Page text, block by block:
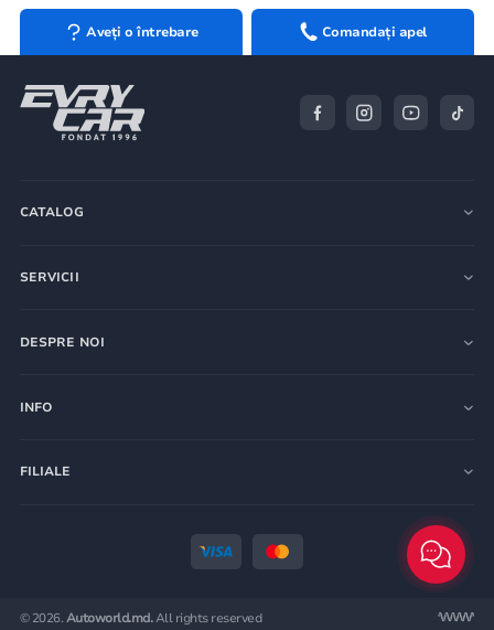
Aveți o întrebare Comandați apel
CATALOG
SERVICII
DESPRE NOI
INFO
FILIALE
© 2026.Autoworld.md.All rights reserved